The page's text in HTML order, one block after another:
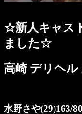
☆新人キャス
ました☆
高崎 デリヘル
水野さや(29)163/